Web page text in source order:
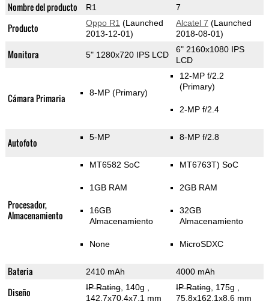
Nombre del producto R1 7
Producto Oppo R1 (Launched
2013-12-01)
Alcatel 7 (Launched
2018-08-01)
Monitora 5" 1280x720 IPS LCD
6" 2160x1080 IPS
LCD
Cámara Primaria 8-MP (Primary)
12-MP f/2.2
(Primary)
2-MP f/2.4
Autofoto 5-MP 8-MP f/2.8
Procesador,
Almacenamiento
MT6582 SoC
1GB RAM
16GB
Almacenamiento
None
MT6763T) SoC
2GB RAM
32GB
Almacenamiento
MicroSDXC
Bateria 2410 mAh 4000 mAh
Diseño IP Rating, 140g
142.7x70.4x7.1 mm
IP Rating, 175g
75.8x162.1x8.6 mm